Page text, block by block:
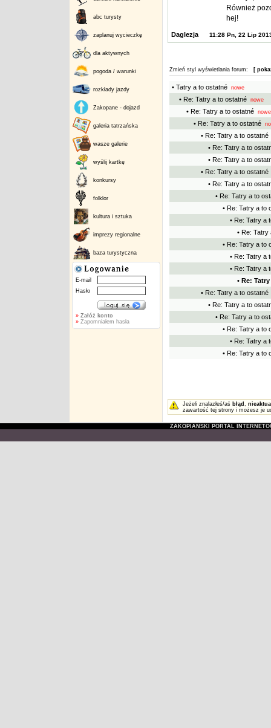
abc turysty
zaplanuj wycieczkę
dla aktywnych
pogoda / warunki
rozkłady jazdy
Zakopane - dojazd
galeria tatrzańska
wasze galerie
wyślij kartkę
konkursy
folklor
kultura i sztuka
imprezy regionalne
baza turystyczna
E-mail
Hasło
» Załóż konto
»Zapomniałem hasła
Również
hej!
Daglezja 11:28 Pn, 22 Lip
Zmień styl wyświetlania forum: [
• Tatry a to ostatnénowe
• Re: Tatry a to ostatnénowe
• Re: Tatry a to ostatnénowe
• Re: Tatry a to ostatné
• Re: Tatry a to ostatné
• Re: Tatry a to
• Re: Tatry a to
• Re: Tatry a to ostatné
• Re: Tatry a to
• Re: Tatry a to
• Re: Tatry a to
• Re: Tatry a
• Re: Tatry
• Re: Tatry a to
• Re: Tatry a
• Re: Tatry a
• Re:
• Re: Tatry a to ostatné
• Re: Tatry a to
• Re: Tatry a to
• Re: Tatry a to
• Re: Tatry a
• Re: Tatry a to
Jeżeli znalazłeś/aś błąd ,
zawartość tej strony i możesz je
ZAKOPIAŃSKI PORTAL